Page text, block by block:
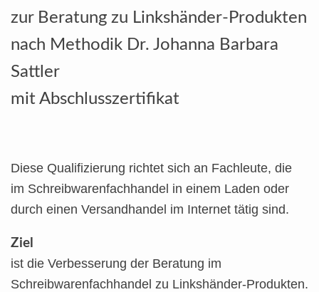
zur Beratung zu Linkshänder-Produkten
nach Methodik Dr. Johanna Barbara
Sattler
mit Abschlusszertifikat
Diese Qualifizierung richtet sich an Fachleute, die
im Schreibwarenfachhandel in einem Laden oder
durch einen Versandhandel im Internet tätig sind.
Ziel
ist die Verbesserung der Beratung im
Schreibwarenfachhandel zu Linkshänder-Produkten.